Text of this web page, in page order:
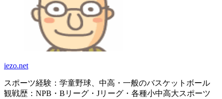
iezo.net
スポーツ経験：学童野球、中高・一般のバスケットボール
観戦歴：NPB・Bリーグ・Jリーグ・各種小中高大スポーツ